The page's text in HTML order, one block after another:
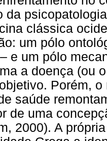
da
clássica
um pólo
e um pólo
a doença (ou
Porém,
saúde
de uma
2000). A